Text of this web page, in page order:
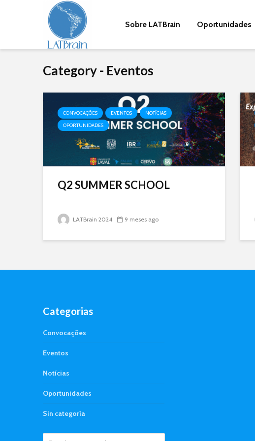
Sobre LATBrain Oportunidades
Category - Eventos
CONVOCAÇÕES EVENTOS
NOTÍCIAS
OPORTUNIDADES
Q2 SUMMER SCHOOL
LATBrain 2024 9 meses ago
Categorias
Convocações
Eventos
Notícias
Oportunidades
Sin categoría